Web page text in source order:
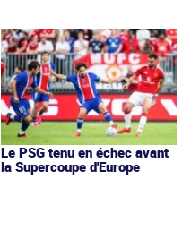
Le PSG tenu en échec avant
la Supercoupe d'Europe